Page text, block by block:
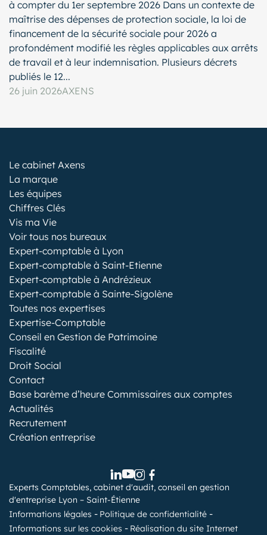
à compter du 1er septembre 2026 Dans un contexte de
maîtrise des dépenses de protection sociale, la loi de
financement de la sécurité sociale pour 2026 a
profondément modifié les règles applicables aux arrêts
de travail et à leur indemnisation. Plusieurs décrets
publiés le 12...
26 juin 2026AXENS
Le cabinet Axens
La marque
Les équipes
Chiffres Clés
Vis ma Vie
Voir tous nos bureaux
Expert-comptable à Lyon
Expert-comptable à Saint-Etienne
Expert-comptable à Andrézieux
Expert-comptable à Sainte-Sigolène
Toutes nos expertises
Expertise-Comptable
Conseil en Gestion de Patrimoine
Fiscalité
Droit Social
Contact
Base barème d’heure Commissaires aux comptes
Actualités
Recrutement
Création entreprise
Experts Comptables, cabinet d'audit, conseil en gestion
d'entreprise Lyon – Saint-Étienne
Informations légales
Politique de confidentialité
Informations sur les cookies
Réalisation du site Internet